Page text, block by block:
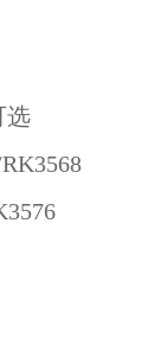
选